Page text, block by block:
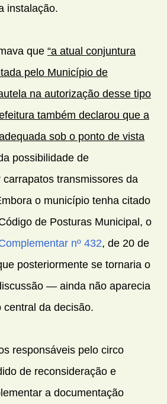
instalação.
que “a atual conjuntura
pelo Município de
na autorização desse tipo
também declarou que a
sob o ponto de vista
possibilidade de
transmissores da
o município tenha citado
de Posturas Municipal, o
nº 432, de 20 de
posteriormente se tornaria o
— ainda não aparecia
da decisão.
responsáveis pelo circo
de reconsideração e
a documentação